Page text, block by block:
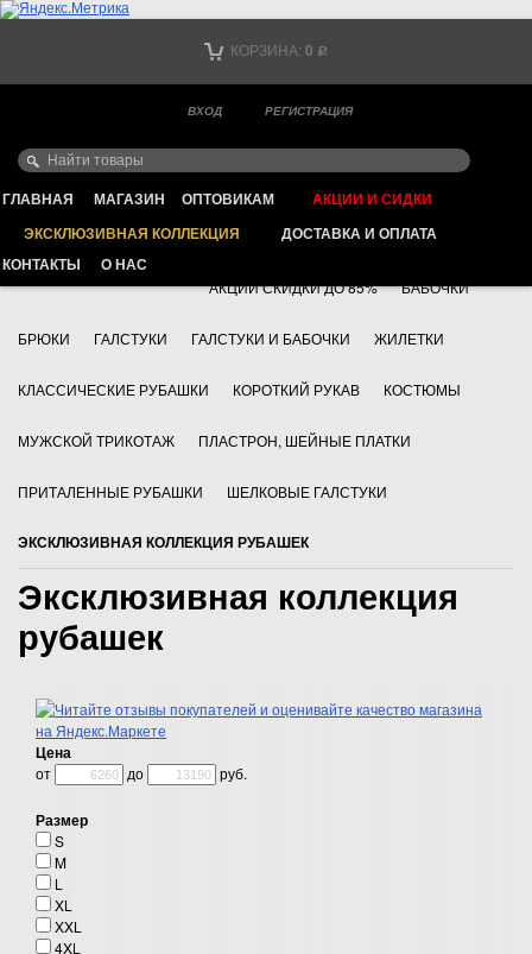
КОРЗИНА: 0 Р
ВХОД РЕГИСТРАЦИЯ
ГЛАВНАЯ МАГАЗИН ОПТОВИКАМ
АКЦИИ И СИДКИ
ЭКСКЛЮЗИВНАЯ КОЛЛЕКЦИЯ
ДОСТАВКА И ОПЛАТА
КОНТАКТЫ
О НАС
Ваш город -
ИНТЕРНЕТ МАГАЗИН КЛАССИЧЕСКОЙ МУЖСКОЙ ОДЕЖДЫ
+7 495 783 69 17 АКСЕССУАРЫ
АКЦИИ СКИДКИ ДО 85% БАБОЧКИ
БРЮКИ ГАЛСТУКИ ГАЛСТУКИ И БАБОЧКИ ЖИЛЕТКИ
КЛАССИЧЕСКИЕ РУБАШКИ КОРОТКИЙ РУКАВ КОСТЮМЫ
МУЖСКОЙ ТРИКОТАЖ ПЛАСТРОН, ШЕЙНЫЕ ПЛАТКИ
ПРИТАЛЕННЫЕ РУБАШКИ ШЕЛКОВЫЕ ГАЛСТУКИ
ЭКСКЛЮЗИВНАЯ КОЛЛЕКЦИЯ РУБАШЕК
Эксклюзивная коллекция
рубашек
Цена
от до руб.
Размер
S
M
L
XL
XXL
4XL